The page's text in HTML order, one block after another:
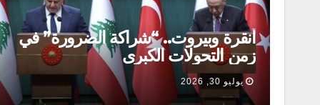
أنقرة وبيروت.. “شراكة الضرورة” في
زمن التحولات الكبرى
يوليو 30, 2026